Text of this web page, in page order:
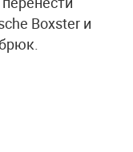
Boxster и